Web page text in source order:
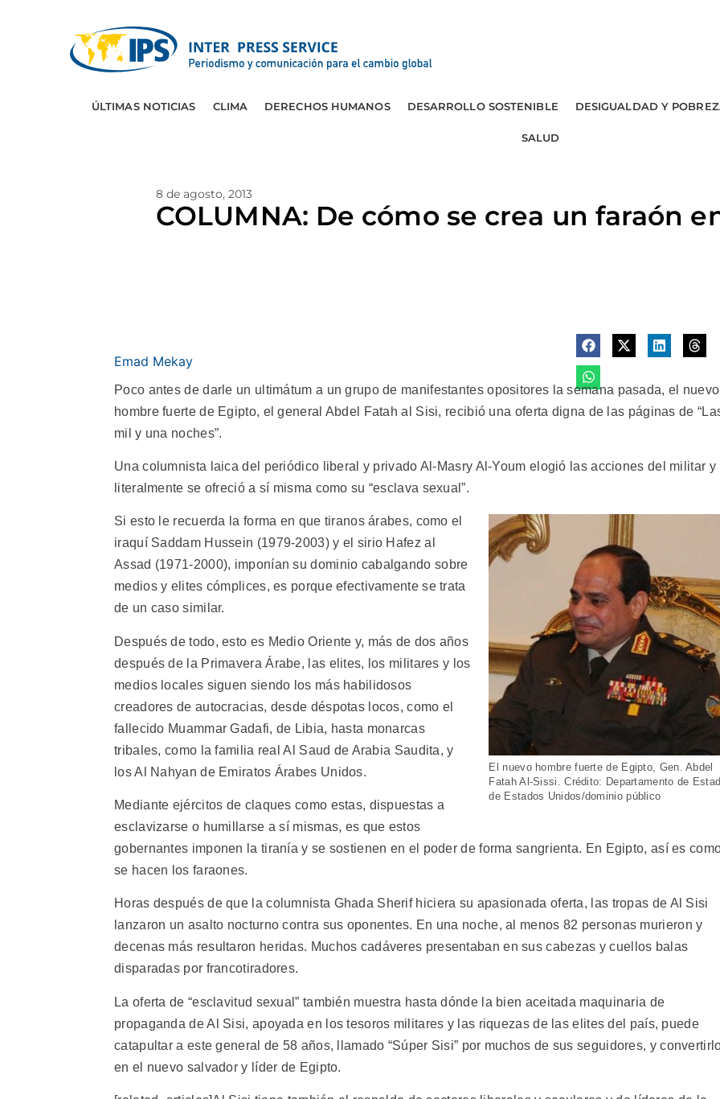
ÚLTIMAS NOTICIAS CLIMA DERECHOS HUMANOS DESARROLLO SOSTENIBLE DESIGUALDAD Y
SALUD
8 de agosto, 2013
COLUMNA: De cómo se crea un faraón
Emad Mekay
Poco antes de darle un ultimátum a un grupo de manifestantes opositores la semana pasada, el nuevo
hombre fuerte de Egipto, el general Abdel Fatah al Sisi, recibió una oferta digna de las páginas de
mil y una noches”.
Una columnista laica del periódico liberal y privado Al-Masry Al-Youm elogió las acciones del militar y
literalmente se ofreció a sí misma como su “esclava sexual”.
El nuevo hombre fuerte de Egipto, Gen. Abdel
Fatah Al-Sissi. Crédito: Departamento de
de Estados Unidos/dominio público
Si esto le recuerda la forma en que tiranos árabes, como el
iraquí Saddam Hussein (1979-2003) y el sirio Hafez al
Assad (1971-2000), imponían su dominio cabalgando sobre
medios y elites cómplices, es porque efectivamente se trata
de un caso similar.
Después de todo, esto es Medio Oriente y, más de dos años
después de la Primavera Árabe, las elites, los militares y los
medios locales siguen siendo los más habilidosos
creadores de autocracias, desde déspotas locos, como el
fallecido Muammar Gadafi, de Libia, hasta monarcas
tribales, como la familia real Al Saud de Arabia Saudita, y
los Al Nahyan de Emiratos Árabes Unidos.
Mediante ejércitos de claques como estas, dispuestas a
esclavizarse o humillarse a sí mismas, es que estos
gobernantes imponen la tiranía y se sostienen en el poder de forma sangrienta. En Egipto, así es
se hacen los faraones.
Horas después de que la columnista Ghada Sherif hiciera su apasionada oferta, las tropas de Al Sisi
lanzaron un asalto nocturno contra sus oponentes. En una noche, al menos 82 personas murieron y
decenas más resultaron heridas. Muchos cadáveres presentaban en sus cabezas y cuellos balas
disparadas por francotiradores.
La oferta de “esclavitud sexual” también muestra hasta dónde la bien aceitada maquinaria de
propaganda de Al Sisi, apoyada en los tesoros militares y las riquezas de las elites del país, puede
catapultar a este general de 58 años, llamado “Súper Sisi” por muchos de sus seguidores, y
en el nuevo salvador y líder de Egipto.